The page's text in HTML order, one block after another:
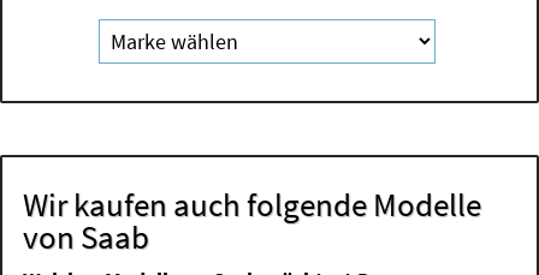
Wir kaufen auch folgende Modelle
von Saab